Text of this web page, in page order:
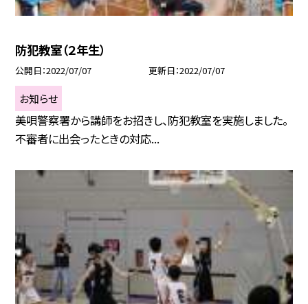
防犯教室（２年生）
公開日 2022/07/07 更新日 2022/07/07
お知らせ
美唄警察署から講師をお招きし、防犯教室を実施しました。
不審者に出会ったときの対応...